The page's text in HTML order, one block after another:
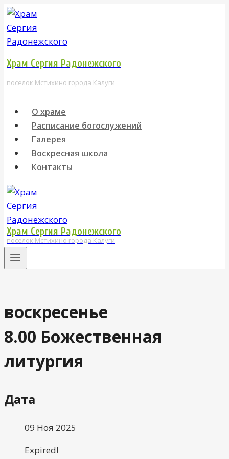
Перейти
к
содержимому
Храм Сергия Радонежского
поселок Мстихино города Калуги
О храме
Расписание богослужений
Галерея
Воскресная школа
Контакты
Храм Сергия Радонежского
поселок Мстихино города Калуги
воскресенье
8.00 Божественная
литургия
Дата
09 Ноя 2025
Expired!